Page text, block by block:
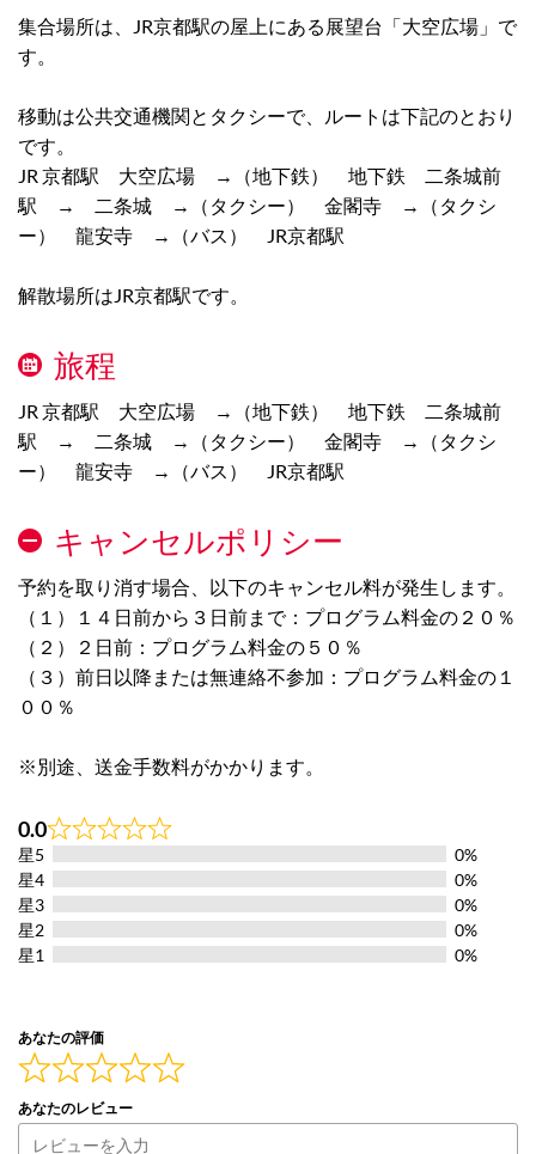
集合場所は、JR京都駅の屋上にある展望台「大空広場」で
す。
移動は公共交通機関とタクシーで、ルートは下記のとおり
です。
JR 京都駅 大空広場 →（地下鉄） 地下鉄 二条城前
駅 → 二条城 →（タクシー） 金閣寺 →（タクシ
ー） 龍安寺 →（バス） JR京都駅
解散場所はJR京都駅です。
旅程
JR 京都駅 大空広場 →（地下鉄） 地下鉄 二条城前
駅 → 二条城 →（タクシー） 金閣寺 →（タクシ
ー） 龍安寺 →（バス） JR京都駅
キャンセルポリシー
予約を取り消す場合、以下のキャンセル料が発生します。
（１）１４日前から３日前まで：プログラム料金の２０％
（２）２日前：プログラム料金の５０％
（３）前日以降または無連絡不参加：プログラム料金の１
００％
※別途、送金手数料がかかります。
0.0
Rated
0.0
of
5
星5
0%
星4
0%
星3
0%
星2
0%
星1
0%
あなたの評価
あなたのレビュー